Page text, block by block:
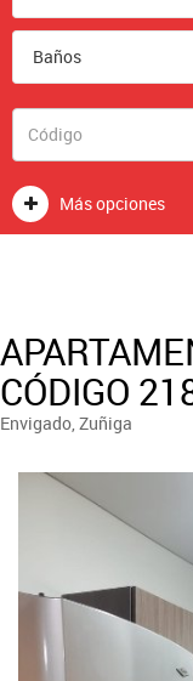
Más opciones
CÓDIGO
Envigado, Zuñiga